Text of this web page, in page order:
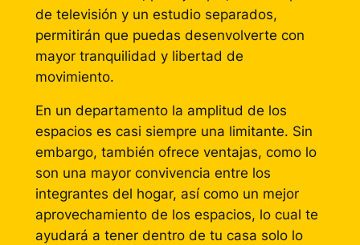
de televisión y un estudio separados,
permitirán que puedas desenvolverte con
mayor tranquilidad y libertad de
movimiento.
En un departamento la amplitud de los
espacios es casi siempre una limitante. Sin
embargo, también ofrece ventajas, como lo
son una mayor convivencia entre los
integrantes del hogar, así como un mejor
aprovechamiento de los espacios, lo cual te
ayudará a tener dentro de tu casa solo lo